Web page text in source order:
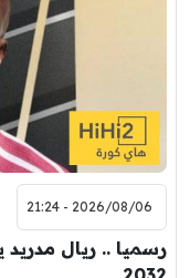
2026/08/06 - 21:24
رسميا .. ريال